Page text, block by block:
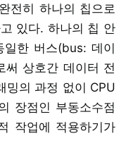
전히 하나의 칩으로
있다. 하나의 칩 안
한 버스(bus: 데이
써 상호간 데이터 전
밍의 과정 없이 CPU
장점인 부동소수점
작업에 적용하기가